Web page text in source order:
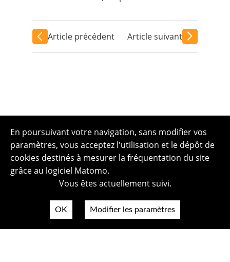
Article précédent Article suivant
En poursuivant votre navigation, sans modifier vos
paramètres, vous acceptez l'utilisation et le dépôt de
cookies destinés à mesurer la fréquentation du site
grâce au logiciel Matomo.
Vous êtes actuellement suivi.
OK Modifier les paramètres